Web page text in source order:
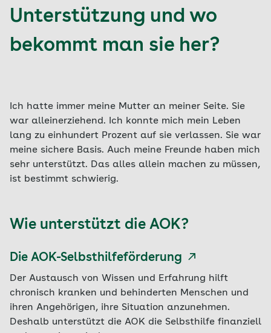
Unterstützung und wo
bekommt man sie her?
Ich hatte immer meine Mutter an meiner Seite. Sie
war alleinerziehend. Ich konnte mich mein Leben
lang zu einhundert Prozent auf sie verlassen. Sie war
meine sichere Basis. Auch meine Freunde haben mich
sehr unterstützt. Das alles allein machen zu müssen,
ist bestimmt schwierig.
Wie unterstützt die AOK?
Die AOK-Selbsthilfeförderung
Der Austausch von Wissen und Erfahrung hilft
chronisch kranken und behinderten Menschen und
ihren Angehörigen, ihre Situation anzunehmen.
Deshalb unterstützt die AOK die Selbsthilfe finanziell